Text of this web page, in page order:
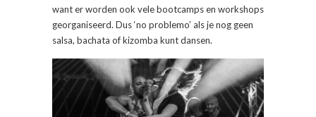
want er worden ook vele bootcamps en workshops
georganiseerd. Dus ‘no problemo’ als je nog geen
salsa, bachata of kizomba kunt dansen.